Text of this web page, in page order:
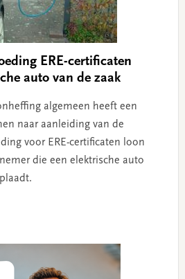
ERE-certificaten
auto van de zaak
algemeen heeft een
naar aanleiding van de
voor ERE-certificaten loon
die een elektrische auto